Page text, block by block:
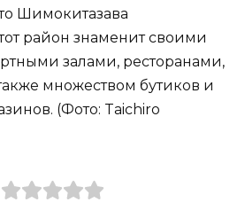
Шимокитазава
район знаменит своими
залами, ресторанами,
множеством бутиков и
(Фото: Taichiro